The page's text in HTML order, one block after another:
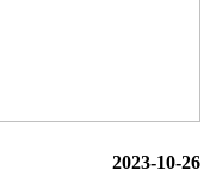
2023-10-26